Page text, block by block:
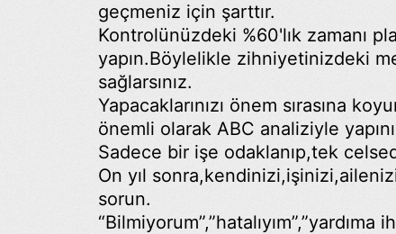
geçmeniz için şarttır.
Kontrolünüzdeki %60'lık zamanı
yapın.Böylelikle zihniyetinizdeki
sağlarsınız.
Yapacaklarınızı önem sırasına
önemli olarak ABC analiziyle
Sadece bir işe odaklanıp,tek
On yıl
sorun.